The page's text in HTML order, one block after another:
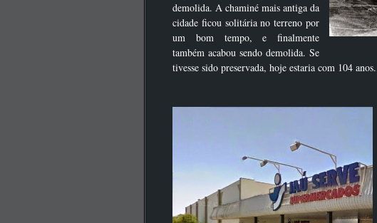
demolida. A chaminé mais antiga da
cidade ficou solitária no terreno por
um bom tempo, e finalmente
também acabou sendo demolida. Se
tivesse sido preservada, hoje estaria com 104 anos.